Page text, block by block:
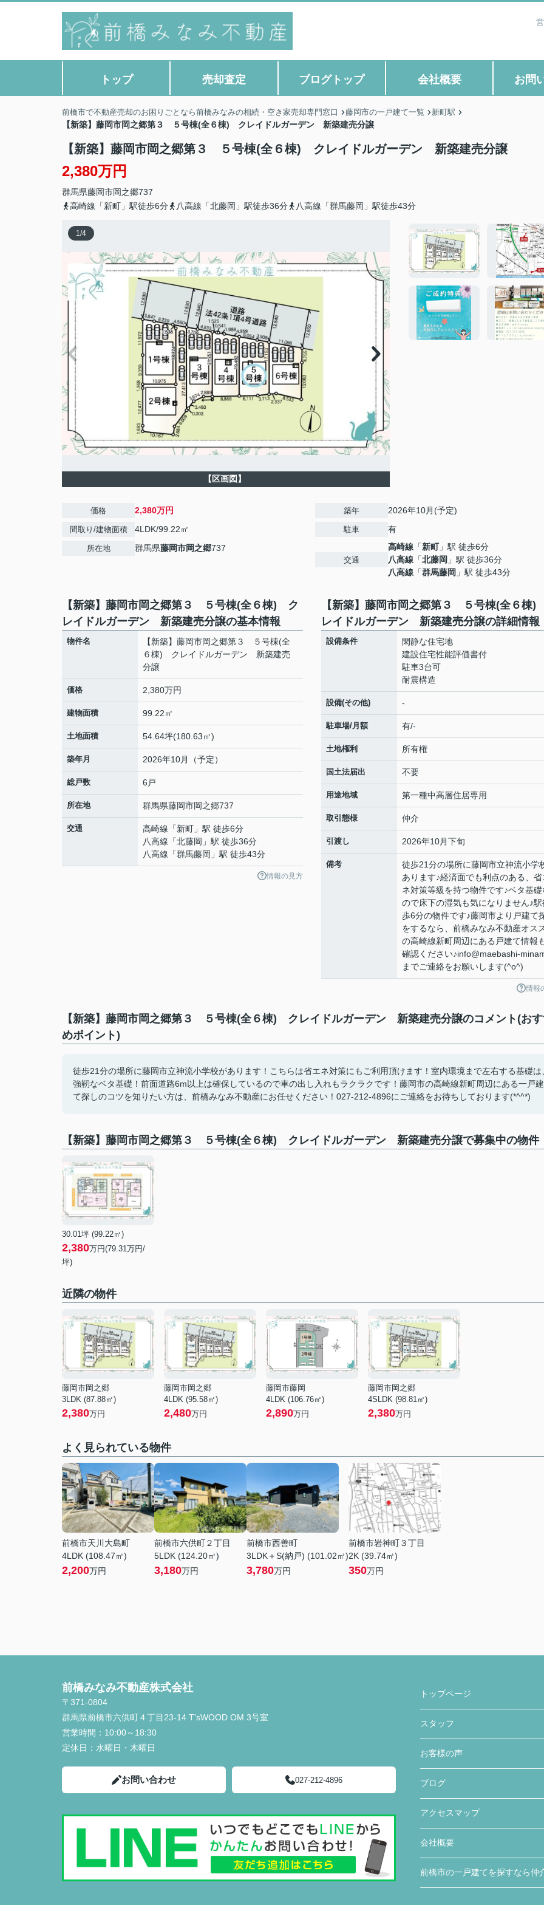
トップ 売却査定 ブログトップ 会社概要 お問
前橋市で不動産売却のお困りごとなら前橋みなみの相続・空き家売却専門窓口 藤岡市の一戸建て一覧 新町駅
【新築】藤岡市岡之郷第３ ５号棟(全６棟) クレイドルガーデン 新築建売分譲
【新築】藤岡市岡之郷第３ ５号棟(全６棟) クレイドルガーデン 新築建売分譲
2,380万円
群馬県藤岡市岡之郷737
高崎線「新町」駅徒歩6分
八高線「北藤岡」駅徒歩36分 八高線「群馬藤岡」駅徒歩43分
1/4
【区画図】
価格 2,380万円
間取り/建物面積 4LDK/99.22㎡
所在地 群馬県藤岡市岡之郷737
築年 2026年10月(予定)
駐車 有
交通
高崎線 「新町」駅 徒歩6分
八高線 「北藤岡 」駅 徒歩36分
八高線 「群馬藤岡 」駅 徒歩43分
【新築】藤岡市岡之郷第３ ５号棟(全６棟) ク
レイドルガーデン 新築建売分譲の基本情報
物件名
【新築】藤岡市岡之郷第３ ５号棟(全
６棟) クレイドルガーデン 新築建売
分譲
価格 2,380万円
建物面積 99.22㎡
土地面積 54.64坪(180.63㎡)
築年月 2026年10月（予定）
総戸数 6戸
所在地 群馬県藤岡市岡之郷737
交通 高崎線 「新町 」駅 徒歩6分
八高線 「北藤岡 」駅 徒歩36分
八高線 「群馬藤岡 」駅 徒歩43分
情報の見方
【新築】藤岡市岡之郷第３ ５号棟(全６棟
レイドルガーデン 新築建売分譲の詳細情報
設備条件
閑静な住宅地
建設住宅性能評価書付
駐車3台可
耐震構造
設備(その他) -
駐車場/月額 有/-
土地権利 所有権
国土法届出 不要
用途地域 第一種中高層住居専用
取引態様 仲介
引渡し 2026年10月下旬
備考
徒歩21分の場所に藤岡市立神流小学
あります♪経済面でも利点のある、省
ネ対策等級を持つ物件です♪ベタ基礎
ので床下の湿気も気になりません♪駅
歩6分の物件です♪藤岡市より戸建て
をするなら、前橋みなみ不動産オス
の高崎線新町周辺にある戸建て情報
確認ください♪info@maebashi-
までご連絡をお願いします(^o^)
情報
【新築】藤岡市岡之郷第３ ５号棟(全６棟) クレイドルガーデン 新築建売分譲のコメント(お
めポイント)
徒歩21分の場所に藤岡市立神流小学校があります！こちらは省エネ対策にもご利用頂けます！室内環境まで左右する基礎は
強靭なベタ基礎！前面道路6m以上は確保しているので車の出し入れもラクラクです！藤岡市の高崎線新町周辺にある一戸建
て探しのコツを知りたい方は、前橋みなみ不動産にお任せください！027-212-4896にご連絡をお待ちしております(*^^*)
【新築】藤岡市岡之郷第３ ５号棟(全６棟) クレイドルガーデン 新築建売分譲で募集中の物件
30.01坪 (99.22㎡)
2,380万円(79.31万円/
坪)
近隣の物件
藤岡市岡之郷
3LDK (87.88㎡)
2,380万円
藤岡市岡之郷
4LDK (95.58㎡)
2,480万円
藤岡市藤岡
4LDK (106.76㎡)
2,890万円
藤岡市岡之郷
4SLDK (98.81㎡)
2,380万円
よく見られている物件
前橋市天川大島町
4LDK (108.47㎡)
2,200万円
前橋市六供町２丁目
5LDK (124.20㎡)
3,180万円
前橋市西善町
3LDK＋S(納戸) (101.02㎡)
3,780万円
前橋市岩神町３丁目
2K (39.74㎡)
350万円
前橋みなみ不動産株式会社
〒371-0804
群馬県前橋市六供町４丁目23‐14 T'sWOOD OM 3号室
営業時間： 10:00～18:30
定休日： 水曜日・木曜日
お問い合わせ 027-212-4896
トップページ
スタッフ
お客様の声
ブログ
アクセスマップ
会社概要
前橋市の一戸建てを探すなら仲